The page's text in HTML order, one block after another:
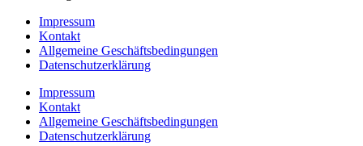
Impressum
Kontakt
Allgemeine Geschäftsbedingungen
Datenschutzerklärung
Impressum
Kontakt
Allgemeine Geschäftsbedingungen
Datenschutzerklärung